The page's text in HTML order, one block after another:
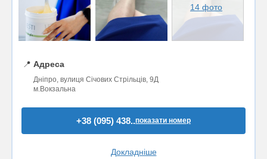
14 фото
📍 Адреса
Дніпро, вулиця Січових Стрільців, 9Д
м.Вокзальна
+38 (095) 438..показати номер
Докладніше